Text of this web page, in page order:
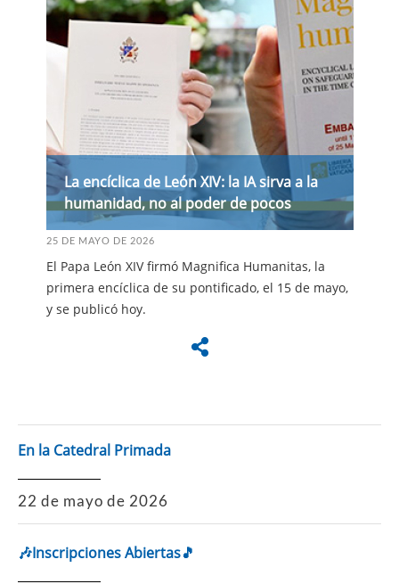
La encíclica de León XIV: la IA sirva a la
humanidad, no al poder de pocos
25 DE MAYO DE 2026
El Papa León XIV firmó Magnifica Humanitas, la
primera encíclica de su pontificado, el 15 de mayo,
y se publicó hoy.
En la Catedral Primada
22 de mayo de 2026
🎶Inscripciones Abiertas🎵